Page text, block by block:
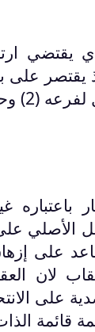
يقتضي
يقتصر على
في
باعتباره
الأصلي
على
لان
على
قائمة